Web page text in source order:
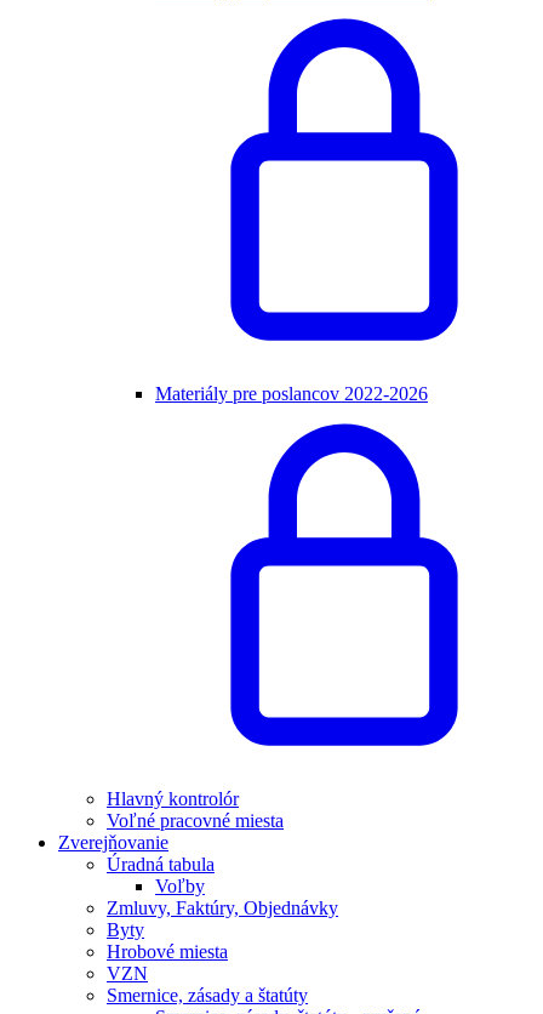
Materiály pre poslancov 2022-2026
Hlavný kontrolór
Voľné pracovné miesta
Zverejňovanie
Úradná tabula
Voľby
Zmluvy, Faktúry, Objednávky
Byty
Hrobové miesta
VZN
Smernice, zásady a štatúty